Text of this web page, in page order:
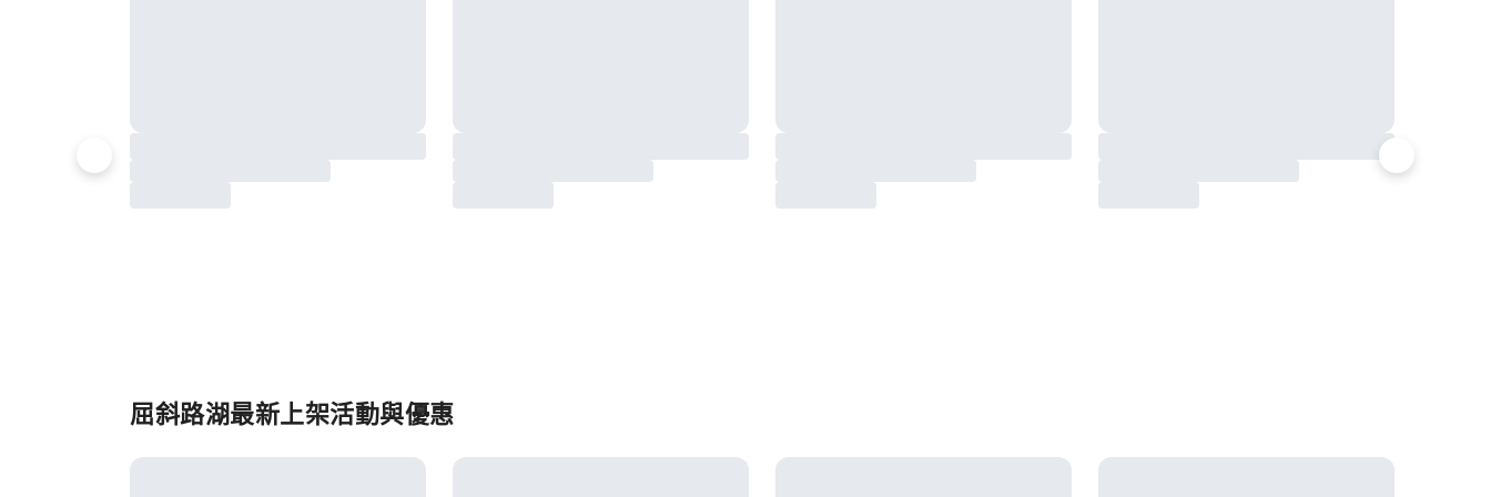
屈斜路湖最新上架活動與優惠